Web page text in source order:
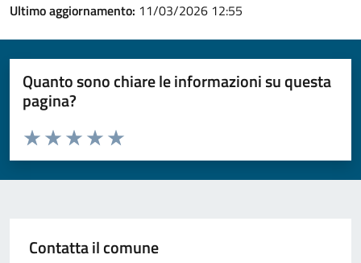
Ultimo aggiornamento: 11/03/2026 12:55
Quanto sono chiare le informazioni su questa
pagina?
Valuta da 1 a 5 stelle la pagina
Valuta 5 stelle su 5
Valuta 4 stelle su 5
Valuta 3 stelle su 5
Valuta 2 stelle su 5
Valuta 1 stelle su 5
Contatta il comune